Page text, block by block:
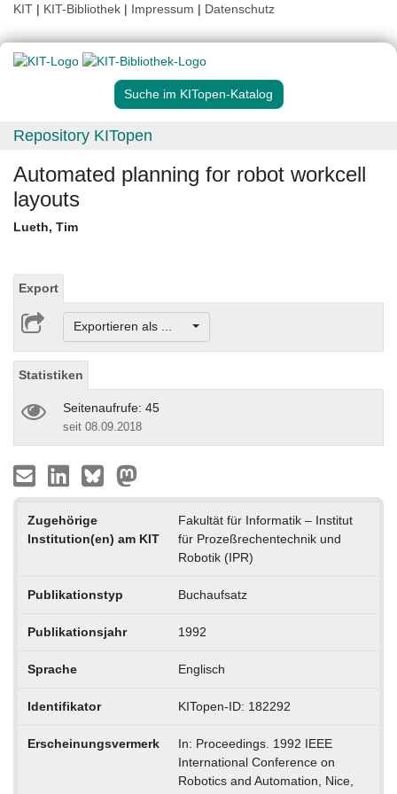
KIT | KIT-Bibliothek | Impressum | Datenschutz
Suche im KITopen-Katalog
Repository KITopen
Automated planning for robot workcell
layouts
Lueth, Tim
Export
Exportieren als ...
Statistiken
Seitenaufrufe: 45
seit 08.09.2018
Zugehörige
Institution(en) am KIT
Fakultät für Informatik – Institut
für Prozeßrechentechnik und
Robotik (IPR)
Publikationstyp Buchaufsatz
Publikationsjahr 1992
Sprache Englisch
Identifikator KITopen-ID: 182292
Erscheinungsvermerk
In: Proceedings. 1992 IEEE
International Conference on
Robotics and Automation, Nice,